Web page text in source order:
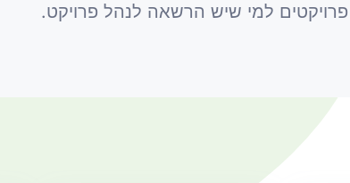
פרויקטים למי שיש הרשאה לנהל פרויקט.